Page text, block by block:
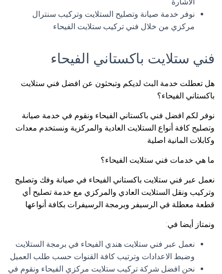
نوفر خدمة صيانة وتصليح الستلايت وتركيب سنترال
مركزي من خلال فني تركيب ستلايت الفيحاء
فني ستلايت باكستاني الفيحاء
هل تعطلت خدمة البث لديكم وتبحثون عن افضل فني ستلايت
باكستاني الفيحاء؟
نوفر لكم افضل فني باكستاني الفيحاء ونقوم في خدمة صيانة
وتصليح كافة أنواع الستلايت العادية والمركزية ونستخدم معدات
وكابلات المانية اصلية
ما هي خدمات فني ستلايت الفيحاء؟
نعمل عبر فني ستلايت باكستاني الفيحاء في صيانة وفك وتصليح
وتركيب ونقل الستلايت العادي والمركزي مع خدمة تصليح أي
قطعة معطلة في الرسيفر وبرمجة الرسيفرات بكافة أنواعها
ونمتاز أيضا في:
نعمل عبر فني ستلايت هندي الفيحاء في برمجة الستلايت
وضبط الاعدادات وترتيب كافة القنوات حسب طلب العميل
نحن افضل شركة تركيب ستلايت مركزي الفيحاء ونقوم في